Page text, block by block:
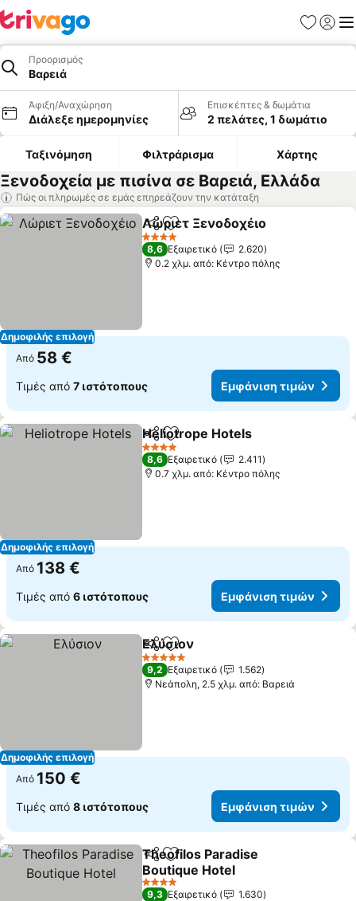
Προορισμός
Βαρειά
Άφιξη/Αναχώρηση
Διάλεξε ημερομηνίες
Επισκέπτες & δωμάτια
2 πελάτες, 1 δωμάτιο
Ταξινόμηση Φιλτράρισμα Χάρτης
Ξενοδοχεία με πισίνα σε Βαρειά, Ελλάδα
Πώς οι πληρωμές σε εμάς επηρεάζουν την κατάταξη
Δημοφιλής επιλογή
Κοινοποίηση
Προσθήκη στα αγαπημένα
Λώριετ Ξενοδοχέιο
4 Αστέρια
8,6 Εξαιρετικό
2.620
0.2 χλμ. από: Κέντρο πόλης
Από 58 €
Τιμές από 7 ιστότοπους Εμφάνιση τιμών
Δημοφιλής επιλογή
Κοινοποίηση
Προσθήκη στα αγαπημένα
Heliotrope Hotels
4 Αστέρια
8,6 Εξαιρετικό
2.411
0.7 χλμ. από: Κέντρο πόλης
Από 138 €
Τιμές από 6 ιστότοπους Εμφάνιση τιμών
Δημοφιλής επιλογή
Κοινοποίηση
Προσθήκη στα αγαπημένα
Ελύσιον
5 Αστέρια
9,2 Εξαιρετικό
1.562
Νεάπολη, 2.5 χλμ. από: Βαρειά
Από 150 €
Τιμές από 8 ιστότοπους Εμφάνιση τιμών
Κοινοποίηση
Προσθήκη στα αγαπημένα
Theofilos Paradise
Boutique Hotel
Εμφάνιση τιμών
4 Αστέρια
9,3 Εξαιρετικό
1.630